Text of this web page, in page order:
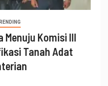
Menuju Komisi III
Tanah Adat